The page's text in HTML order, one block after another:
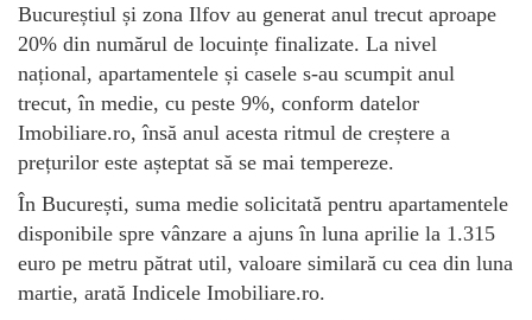
Bucureștiul și zona Ilfov au generat anul trecut aproape
20% din numărul de locuințe finalizate. La nivel
național, apartamentele și casele s-au scumpit anul
trecut, în medie, cu peste 9%, conform datelor
Imobiliare.ro, însă anul acesta ritmul de creștere a
prețurilor este așteptat să se mai tempereze.
În București, suma medie solicitată pentru apartamentele
disponibile spre vânzare a ajuns în luna aprilie la 1.315
euro pe metru pătrat util, valoare similară cu cea din luna
martie, arată Indicele Imobiliare.ro.